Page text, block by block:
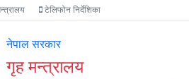
टेलिफोन निर्देशिका
नेपाल सरकार
गृह मन्त्रालय